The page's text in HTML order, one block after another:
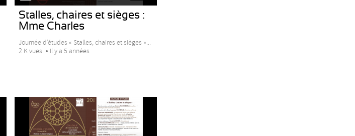
Stalles, chaires et sièges :
Mme Charles
Journée d’études « Stalles, chaires et sièges »...
2 K vues
Il y a 5 années